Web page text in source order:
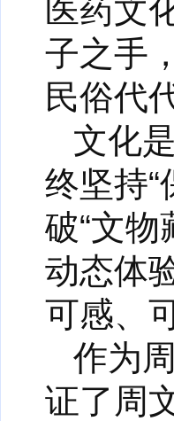
医药文
子之手
民俗代
文化
终坚持
破“文
动态体
可感、
作为
证了周